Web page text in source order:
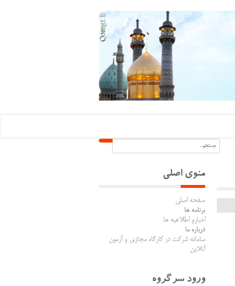
منوی اصلی
صفحه اصلی
برنامه ها
اخبارو اطلاعیه ها
درباره ما
سامانه شرکت در کارگاه مجازی و آزمون
آنلاین
ورود سرگروه